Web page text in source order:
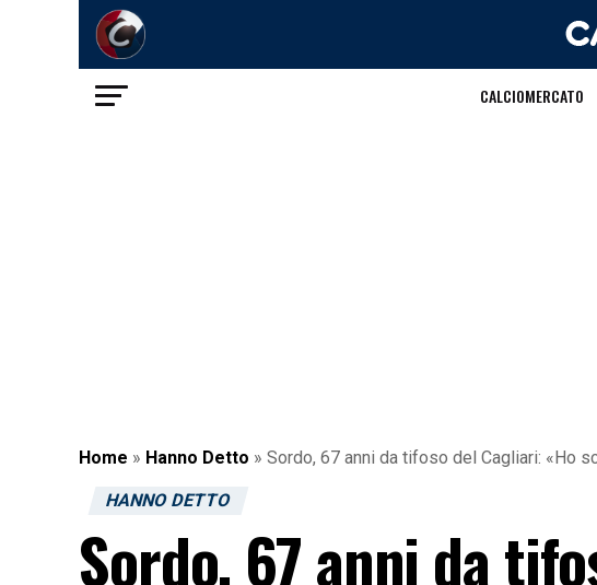
CALCIOMERCATO
Home » Hanno Detto » Sordo, 67 anni da tifoso del Cagliari: «Ho
HANNO DETTO
Sordo, 67 anni da